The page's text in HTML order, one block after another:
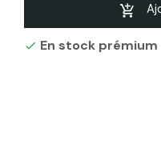
 En stock prémium